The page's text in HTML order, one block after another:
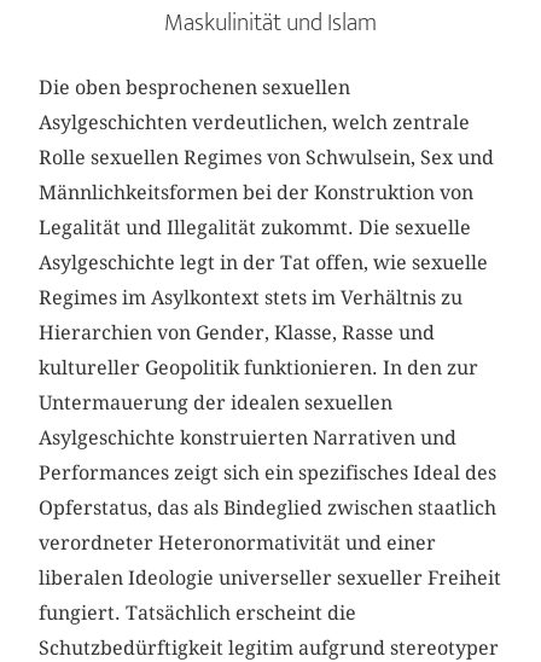
Maskulinität und Islam
Die oben besprochenen sexuellen
Asylgeschichten verdeutlichen, welch zentrale
Rolle sexuellen Regimes von Schwulsein, Sex und
Männlichkeitsformen bei der Konstruktion von
Legalität und Illegalität zukommt. Die sexuelle
Asylgeschichte legt in der Tat offen, wie sexuelle
Regimes im Asylkontext stets im Verhältnis zu
Hierarchien von Gender, Klasse, Rasse und
kultureller Geopolitik funktionieren. In den zur
Untermauerung der idealen sexuellen
Asylgeschichte konstruierten Narrativen und
Performances zeigt sich ein spezifisches Ideal des
Opferstatus, das als Bindeglied zwischen staatlich
verordneter Heteronormativität und einer
liberalen Ideologie universeller sexueller Freiheit
fungiert. Tatsächlich erscheint die
Schutzbedürftigkeit legitim aufgrund stereotyper